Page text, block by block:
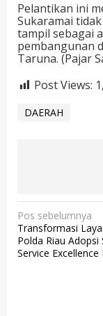
Pelantikan ini
Sukaramai
tampil sebagai
pembangunan
Taruna. (Pajar
Post Views:
DAERAH
N
a
v
Pos sebelumnya
Transformasi
Polda Riau Adopsi
Service Excellence